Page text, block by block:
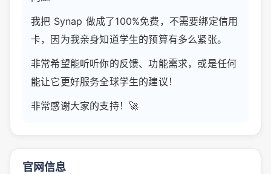
我把 Synap 做成了100%免费，不需要绑定信用
卡，因为我亲身知道学生的预算有多么紧张。
非常希望能听听你的反馈、功能需求，或是任何
能让它更好服务全球学生的建议！
非常感谢大家的支持！🚀
官网信息